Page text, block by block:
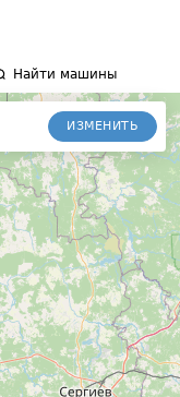
Найти машины
ИЗМЕНИТЬ